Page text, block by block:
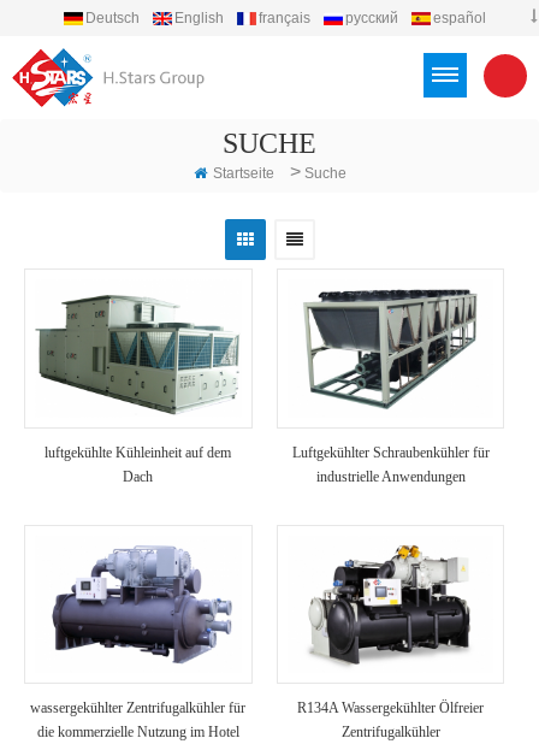
Deutsch English français русский
español
SUCHE
Startseite > Suche
luftgekühlte Kühleinheit auf dem
Dach
Luftgekühlter Schraubenkühler für
industrielle Anwendungen
wassergekühlter Zentrifugalkühler für
die kommerzielle Nutzung im Hotel
R134A Wassergekühlter Ölfreier
Zentrifugalkühler